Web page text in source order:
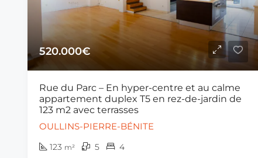
520.000€
Rue du Parc – En hyper-centre et au calme
appartement duplex T5 en rez-de-jardin de
123 m2 avec terrasses
OULLINS-PIERRE-BÉNITE
123 m² 5 4